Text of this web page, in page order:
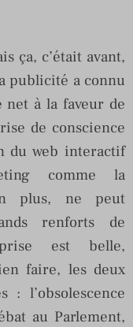
ça, c’était avant,
publicité a connu
à la faveur de
de conscience
du web interactif
comme la
plus, ne peut
renforts de
est belle,
faire, les deux
: l’obsolescence
au Parlement,